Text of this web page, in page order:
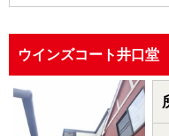
ウインズコート井口堂